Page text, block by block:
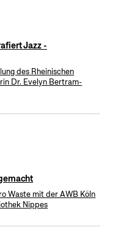
Jazz -
des Rheinischen
Dr. Evelyn Bertram-
Waste mit der AWB Köln
Nippes